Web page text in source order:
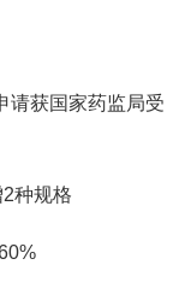
请获国家药监局受
种规格